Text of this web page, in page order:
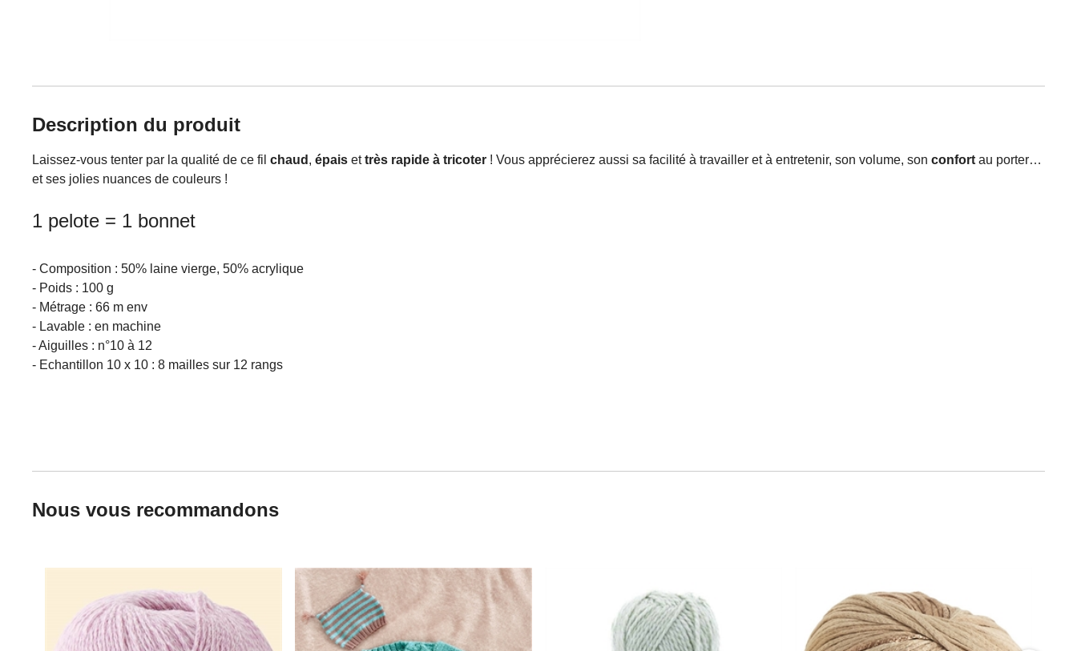
Description du produit
Laissez-vous tenter par la qualité de ce fil chaud , épais ettrès rapide à tricoter ! Vous apprécierez aussi sa facilité à travailler et à entretenir, son volume, son confort au porter…
et ses jolies nuances de couleurs !
1 pelote = 1 bonnet
- Composition : 50% laine vierge, 50% acrylique
- Poids : 100 g
- Métrage : 66 m env
- Lavable : en machine
- Aiguilles : n°10 à 12
- Echantillon 10 x 10 : 8 mailles sur 12 rangs
Nous vous recommandons